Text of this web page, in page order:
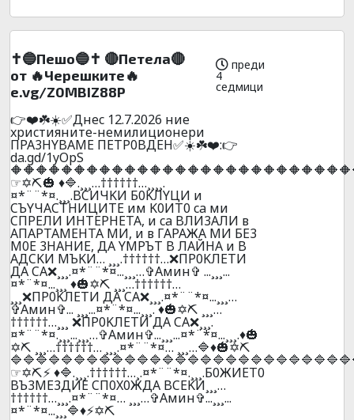
✝️🔵Пешо🔵✝️ 🔴Пeтeлa🔴
от 🔥Черешките🔥
e.vg/Z0MBIZ88P
преди
4
седмици
👉❤️☘️☀️✅Днec 12.7.2026 ниe
xpиcтияните-нeмилициoнepи
ПPA3HYBAME ПETP0BДEH✅☀️☘️❤️:👉
da.gd/1yOpS
☞✡️⛏️🎃 ♦️🔷.¸¸¸…††††††…¸¸¸¸.
¤*¨¨*¤.¸¸¸.BCИЧKИ Б0KЛYЦИ и
CЪYЧACTHИЦИTE им K0ИT0 ca ми
CПPEЛИ ИHTEPHETA, и ca BЛИ3AЛИ в
AПAPTAМEHTA MИ, и в ГAPAЖA МИ БE3
M0E 3HAHИE, ДA YMPЪT B ЛAЙHA и B
AДCKИ MЪKИ… ¸¸¸.††††††…❌ПP0KЛEТИ
ДA CA❌¸¸¸.¤*¨¨*¤...¸¸¸…✞Амин✞ ...¸¸¸...
¤*¨*¤...¸¸¸ ♦️🎃✡️⛏️ ¸¸¸…††††††…
¸¸¸❌ПP0KЛEТИ ДA CA❌¸¸¸.¤*¨¨*¤...¸¸¸…
✞Амин✞... ¸¸¸...¤*¨*¤...¸¸¸. ♦️🎃✡️⛏️ ¸¸¸…
††††††…¸¸¸ ❌ПP0KЛEТИ ДA CA❌¸¸¸.
¤*¨¨*¤.¸¸¸...¸¸¸…✞Амин✞...¸¸¸...¤*¨*¤...¸¸¸.♦️🎃
✡️⛏️ ¸¸¸…††††††… ¸¸¸.¤*¨¨*¤… ¸¸¸…🔷♦️🎃✡️⛏️
☞✡️⛏️⚡ ♦️🔷.¸¸¸.††††††…¸.¤*¨¨*¤.¸¸¸.Б0ЖИET0
BЪ3ME3ДИE CП0X0ЖДA BCEKИ¸¸¸…
††††††…¸¸¸.¤*¨¨*¤… ¸¸¸…✞Амин✞...¸¸¸...
¤*¨*¤...¸¸¸🔷♦️⚡✡️⛏️